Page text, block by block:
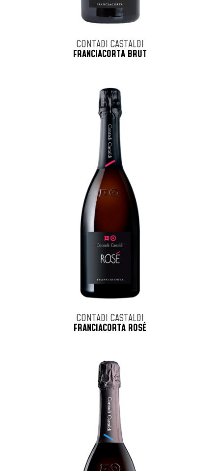
CONTADI CASTALDI
FRANCIACORTA BRUT
CONTADI CASTALDI
FRANCIACORTA ROSÉ